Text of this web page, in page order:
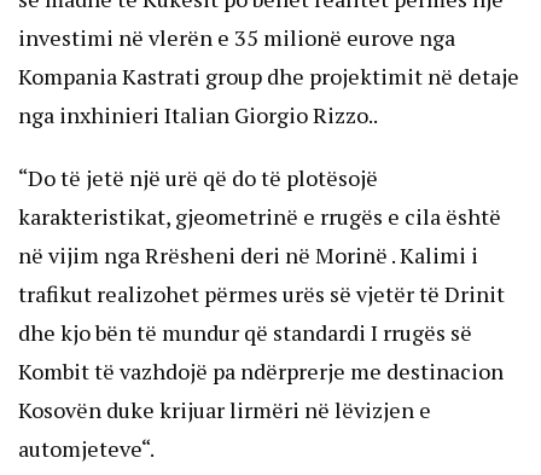
investimi në vlerën e 35 milionë eurove nga
Kompania Kastrati group dhe projektimit në detaje
nga inxhinieri Italian Giorgio Rizzo..
“Do të jetë një urë që do të plotësojë
karakteristikat, gjeometrinë e rrugës e cila është
në vijim nga Rrësheni deri në Morinë . Kalimi i
trafikut realizohet përmes urës së vjetër të Drinit
dhe kjo bën të mundur që standardi I rrugës së
Kombit të vazhdojë pa ndërprerje me destinacion
Kosovën duke krijuar lirmëri në lëvizjen e
automjeteve“.